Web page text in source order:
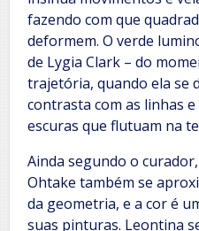
fazendo com que
deformem. O verde
de Lygia Clark – do
trajetória, quando ela se
contrasta com as linhas
escuras que flutuam na
Ainda segundo o
Ohtake também se
da geometria, e a cor é
suas pinturas. Leontina